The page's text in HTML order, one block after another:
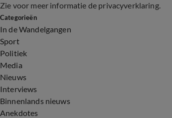
Zie voor meer informatie de privacyverklaring.
Categorieën
In de Wandelgangen
Sport
Politiek
Media
Nieuws
Interviews
Binnenlands nieuws
Anekdotes